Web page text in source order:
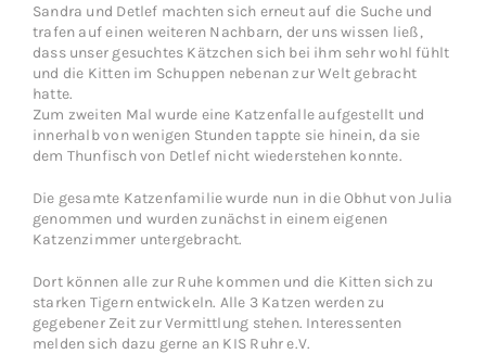
Sandra und Detlef machten sich erneut auf die Suche und
trafen auf einen weiteren Nachbarn, der uns wissen ließ,
dass unser gesuchtes Kätzchen sich bei ihm sehr wohl fühlt
und die Kitten im Schuppen nebenan zur Welt gebracht
hatte.
Zum zweiten Mal wurde eine Katzenfalle aufgestellt und
innerhalb von wenigen Stunden tappte sie hinein, da sie
dem Thunfisch von Detlef nicht wiederstehen konnte.
Die gesamte Katzenfamilie wurde nun in die Obhut von Julia
genommen und wurden zunächst in einem eigenen
Katzenzimmer untergebracht.
Dort können alle zur Ruhe kommen und die Kitten sich zu
starken Tigern entwickeln. Alle 3 Katzen werden zu
gegebener Zeit zur Vermittlung stehen. Interessenten
melden sich dazu gerne an KIS Ruhr e.V.